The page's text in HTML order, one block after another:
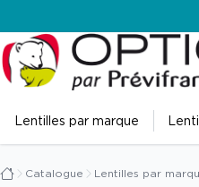
Accueil
de
Prévistore
Lentilles par marque
Accueil
Catalogue Lentilles par